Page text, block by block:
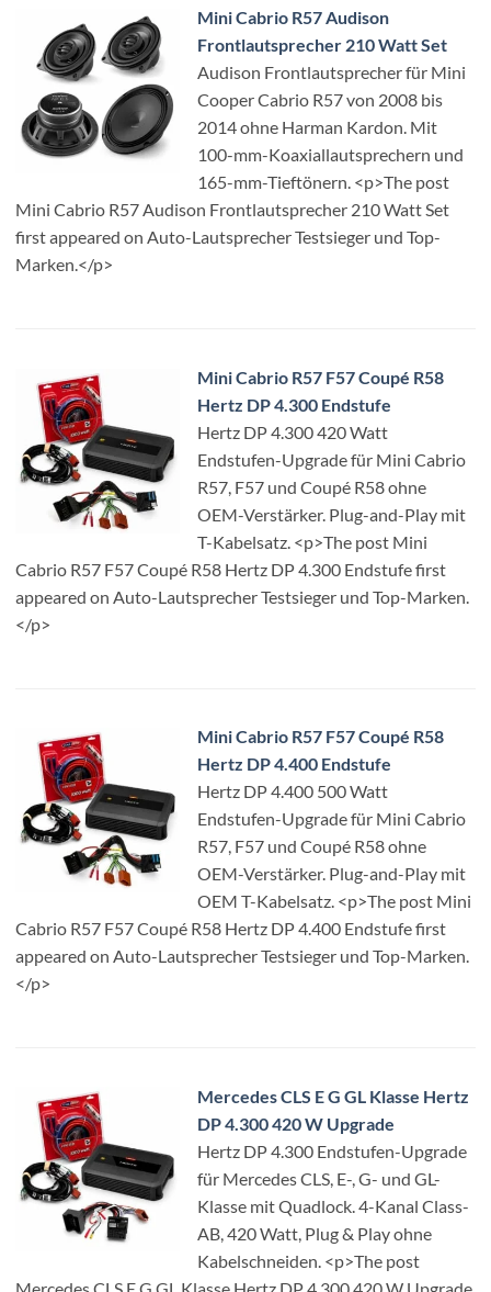
Mini Cabrio R57 Audison
Frontlautsprecher 210 Watt Set
Audison Frontlautsprecher für Mini
Cooper Cabrio R57 von 2008 bis
2014 ohne Harman Kardon. Mit
100-mm-Koaxiallautsprechern und
165-mm-Tieftönern. <p>The post
Mini Cabrio R57 Audison Frontlautsprecher 210 Watt Set
first appeared on Auto-Lautsprecher Testsieger und Top-
Marken.</p>
Mini Cabrio R57 F57 Coupé R58
Hertz DP 4.300 Endstufe
Hertz DP 4.300 420 Watt
Endstufen-Upgrade für Mini Cabrio
R57, F57 und Coupé R58 ohne
OEM-Verstärker. Plug-and-Play mit
T-Kabelsatz. <p>The post Mini
Cabrio R57 F57 Coupé R58 Hertz DP 4.300 Endstufe first
appeared on Auto-Lautsprecher Testsieger und Top-Marken.
</p>
Mini Cabrio R57 F57 Coupé R58
Hertz DP 4.400 Endstufe
Hertz DP 4.400 500 Watt
Endstufen-Upgrade für Mini Cabrio
R57, F57 und Coupé R58 ohne
OEM-Verstärker. Plug-and-Play mit
OEM T-Kabelsatz. <p>The post Mini
Cabrio R57 F57 Coupé R58 Hertz DP 4.400 Endstufe first
appeared on Auto-Lautsprecher Testsieger und Top-Marken.
</p>
Mercedes CLS E G GL Klasse Hertz
DP 4.300 420 W Upgrade
Hertz DP 4.300 Endstufen-Upgrade
für Mercedes CLS, E-, G- und GL-
Klasse mit Quadlock. 4-Kanal Class-
AB, 420 Watt, Plug & Play ohne
Kabelschneiden. <p>The post
Mercedes CLS E G GL Klasse Hertz DP 4.300 420 W Upgrade